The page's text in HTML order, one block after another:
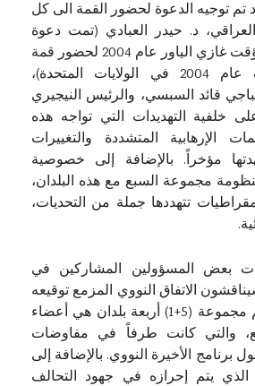
تم توجيه الدعوة لحضور القمة الى كل
د. حيدر العبادي (تمت دعوة
الرئيس العراقي المؤقت غازي الياور عام 2004 لحضور قمة
السبع التي عقدت عام 2004 في الولايات المتحدة)،
قائد السبسي، والرئيس النيجيري
خلفية التهديدات التي تواجه هذه
الإرهابية المتشددة والتغييرات
مؤخراً. بالإضافة إلى خصوصية
مجموعة السبع مع هذه البلدان،
تتهددها جملة من التحديات،
بعض المسؤولين المشاركين في
الاتفاق النووي المزمع توقيعه
مع ايران، حيث تضم مجموعة (5+1) أربعة بلدان هي أعضاء
والتي كانت طرفاً في مفاوضات
برنامج الأخيرة النووي. بالإضافة إلى
يتم إحرازه في جهود التحالف